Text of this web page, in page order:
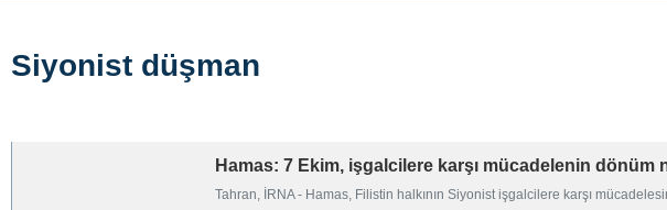
Siyonist düşman
Hamas: 7 Ekim, işgalcilere karşı mücadelenin dönüm
Tahran, İRNA - Hamas, Filistin halkının Siyonist işgalcilere karşı